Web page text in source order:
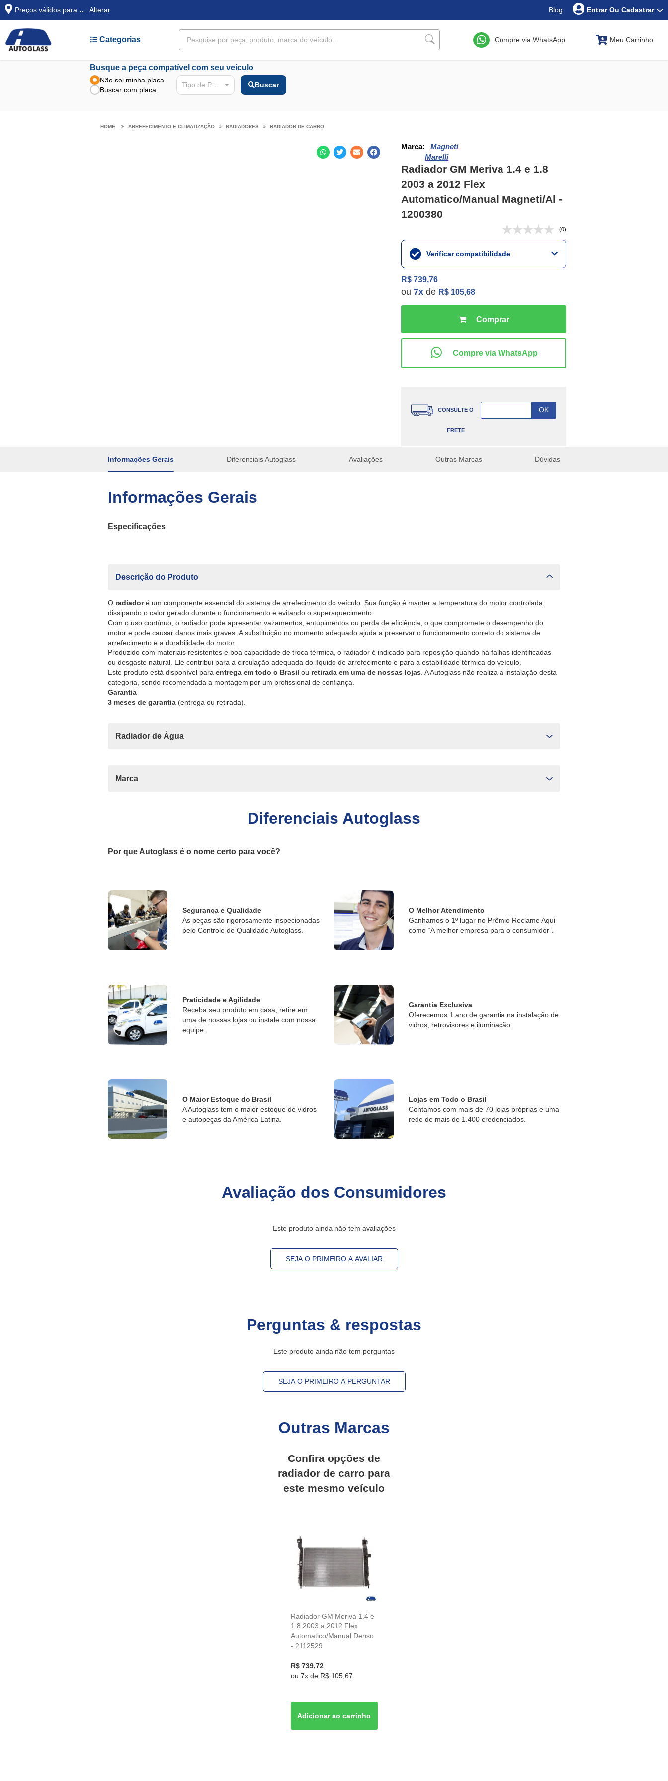
Preços válidos para ... Alterar Blog Entrar Ou Cadastrar
Categorias Compre via WhatsApp Meu Carrinho
Busque a peça compatível com seu veículo
Não sei minha placa
Buscar com placa
Tipo de Peça Buscar
ARREFECIMENTO E CLIMATIZAÇÃO RADIADORES RADIADOR DE CARRO
Marca:
Magneti
Marelli
Radiador GM Meriva 1.4 e 1.8
2003 a 2012 Flex
Automatico/Manual Magneti/Al -
1200380
(0)
Verificar compatibilidade
R$ 739,76
ou7x de R$ 105,68
CONSULTE O
FRETE
Informações Gerais Diferenciais Autoglass Avaliações Outras Marcas Dúvidas
Informações Gerais
Especificações
Descrição do Produto
O radiadoré um componente essencial do sistema de arrefecimento do veículo. Sua função é manter a temperatura do motor controlada,
dissipando o calor gerado durante o funcionamento e evitando o superaquecimento.
Com o uso contínuo, o radiador pode apresentar vazamentos, entupimentos ou perda de eficiência, o que compromete o desempenho do
motor e pode causar danos mais graves. A substituição no momento adequado ajuda a preservar o funcionamento correto do sistema de
arrefecimento e a durabilidade do motor.
Produzido com materiais resistentes e boa capacidade de troca térmica, o radiador é indicado para reposição quando há falhas identificadas
ou desgaste natural. Ele contribui para a circulação adequada do líquido de arrefecimento e para a estabilidade térmica do veículo.
Este produto está disponível para entrega em todo o Brasil ou retirada em uma de nossas lojas . A Autoglass não realiza a instalação desta
categoria, sendo recomendada a montagem por um profissional de confiança.
Garantia
3 meses de garantia (entrega ou retirada).
Radiador de Água
Marca
Diferenciais Autoglass
Por que Autoglass é o nome certo para você?
Segurança e Qualidade
As peças são rigorosamente inspecionadas
pelo Controle de Qualidade Autoglass.
O Melhor Atendimento
Ganhamos o 1º lugar no Prêmio Reclame Aqui
como “A melhor empresa para o consumidor”.
Praticidade e Agilidade
Receba seu produto em casa, retire em
uma de nossas lojas ou instale com nossa
equipe.
Garantia Exclusiva
Oferecemos 1 ano de garantia na instalação de
vidros, retrovisores e iluminação.
O Maior Estoque do Brasil
A Autoglass tem o maior estoque de vidros
e autopeças da América Latina.
Lojas em Todo o Brasil
Contamos com mais de 70 lojas próprias e uma
rede de mais de 1.400 credenciados.
Avaliação dos Consumidores
Este produto ainda não tem avaliações
SEJA O PRIMEIRO A AVALIAR
Perguntas & respostas
Este produto ainda não tem perguntas
SEJA O PRIMEIRO A PERGUNTAR
Outras Marcas
Confira opções de
radiador de carro para
este mesmo veículo
Radiador GM Meriva 1.4 e
1.8 2003 a 2012 Flex
Automatico/Manual Denso
- 2112529
R$ 739,72
ou 7xde R$ 105,67